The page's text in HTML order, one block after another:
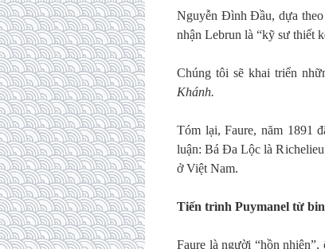
Nguyễn Đình Đầu, dựa
nhận Lebrun là “kỹ sư thiết
Chúng tôi sẽ khai triển
Khánh.
Tóm lại, Faure, năm 1891
luận: Bá Đa Lộc là
ở Việt Nam.
Tiến trình Puymanel từ
Faure là người “hồn